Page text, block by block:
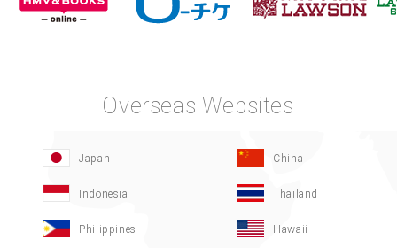
Overseas Websites
Japan China
Indonesia Thailand
Philippines Hawaii